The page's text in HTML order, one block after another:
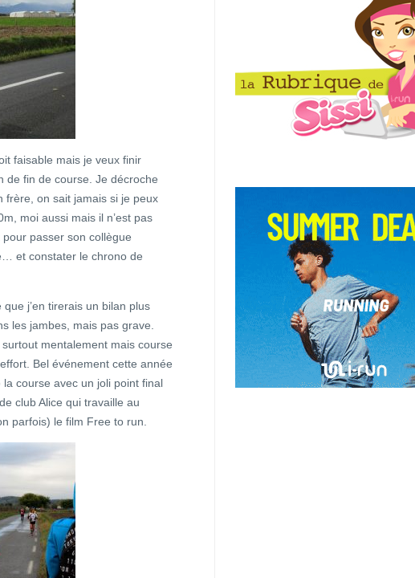
faisable mais je veux finir
de fin de course. Je décroche
frère, on sait jamais si je peux
moi aussi mais il n’est pas
passer son collègue
et constater le chrono de
j’en tirerais un bilan plus
les jambes, mais pas grave.
mentalement mais course
Bel événement cette année
course avec un joli point final
club Alice qui travaille au
parfois) le film Free to run.